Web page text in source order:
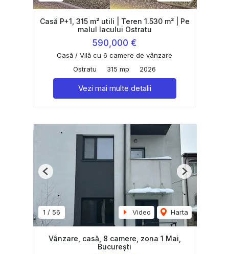
Casă P+1, 315 m² utili | Teren 1.530 m² | Pe
malul lacului Ostratu
590,000 €
Casă / Vilă cu 6 camere de vânzare
Ostratu
315 mp 2026
Vezi mai multe detalii
1 / 56 Video Harta
Previous Next
Vânzare, casă, 8 camere, zona 1 Mai,
București